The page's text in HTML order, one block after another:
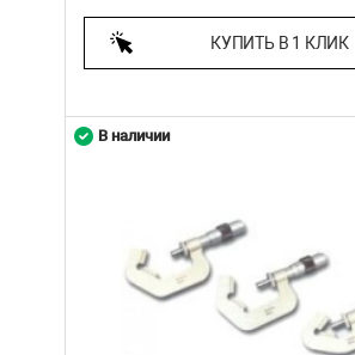
КУПИТЬ В 1 КЛИК
В наличии